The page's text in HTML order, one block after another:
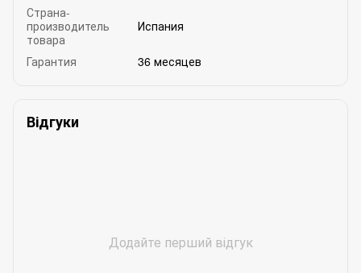
Страна-
производитель
товара
Испания
Гарантия 36 месяцев
Відгуки
Додайте перший відгук